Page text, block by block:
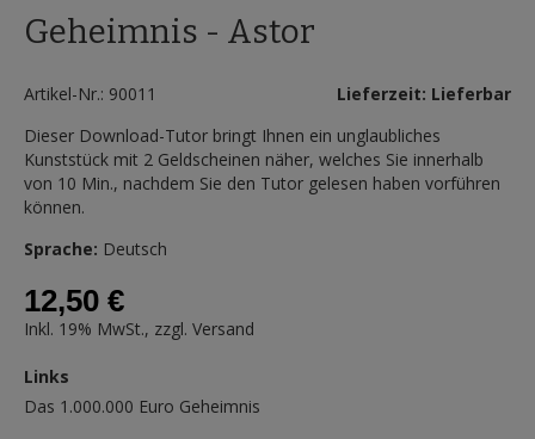
springen
Geheimnis - Astor
Artikel-Nr.: 90011
Lieferzeit: Lieferbar
Dieser Download-Tutor bringt Ihnen ein unglaubliches
Kunststück mit 2 Geldscheinen näher, welches Sie innerhalb
von 10 Min., nachdem Sie den Tutor gelesen haben vorführen
können.
Sprache: Deutsch
12,50 €
Inkl. 19% MwSt., zzgl. Versand
Links
Das 1.000.000 Euro Geheimnis